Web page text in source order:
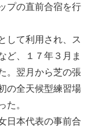
プの直前合宿を行
して利用され、ス
ど、１７年３月ま
。翌月から芝の張
の全天候型練習場
。
日本代表の事前合